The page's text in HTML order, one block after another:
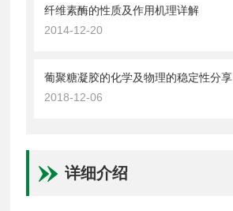
纤维素酶的性质及作用机理详解
2014-12-20
葡聚糖凝胶的化学及物理的稳定性分享
2018-12-06
详细介绍